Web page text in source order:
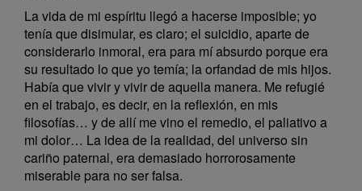
La vida de mi espíritu llegó a hacerse imposible; yo
tenía que disimular, es claro; el suicidio, aparte de
considerarlo inmoral, era para mí absurdo porque era
su resultado lo que yo temía; la orfandad de mis hijos.
Había que vivir y vivir de aquella manera. Me refugié
en el trabajo, es decir, en la reflexión, en mis
filosofías… y de allí me vino el remedio, el paliativo a
mi dolor… La idea de la realidad, del universo sin
cariño paternal, era demasiado horrorosamente
miserable para no ser falsa.